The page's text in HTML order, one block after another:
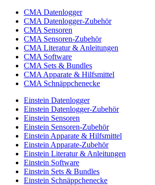
CMA Datenlogger
CMA Datenlogger-Zubehör
CMA Sensoren
CMA Sensoren-Zubehör
CMA Literatur & Anleitungen
CMA Software
CMA Sets & Bundles
CMA Apparate & Hilfsmittel
CMA Schnäppchenecke
Einstein Datenlogger
Einstein Datenlogger-Zubehör
Einstein Sensoren
Einstein Sensoren-Zubehör
Einstein Apparate & Hilfsmittel
Einstein Apparate-Zubehör
Einstein Literatur & Anleitungen
Einstein Software
Einstein Sets & Bundles
Einstein Schnäppchenecke